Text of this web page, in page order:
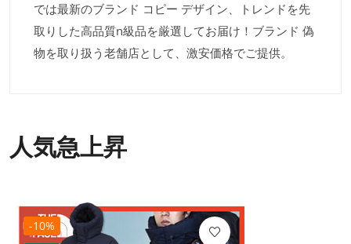
では最新のブランド コピー デザイン、トレンドを先
取りした高品質n級品を厳選してお届け！ブランド 偽
物を取り扱う老舗店として、激安価格でご提供。
人気急上昇
-10%